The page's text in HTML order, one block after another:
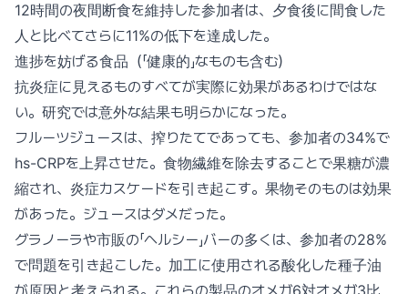
12時間の夜間断食を維持した参加者は、夕食後に間食した
人と比べてさらに11%の低下を達成した。
進捗を妨げる食品（「健康的」なものも含む）
抗炎症に見えるものすべてが実際に効果があるわけではな
い。研究では意外な結果も明らかになった。
フルーツジュースは、搾りたてであっても、参加者の34%で
hs-CRPを上昇させた。食物繊維を除去することで果糖が濃
縮され、炎症カスケードを引き起こす。果物そのものは効果
があった。ジュースはダメだった。
グラノーラや市販の「ヘルシー」バーの多くは、参加者の28%
で問題を引き起こした。加工に使用される酸化した種子油
が原因と考えられる。これらの製品のオメガ6対オメガ3比